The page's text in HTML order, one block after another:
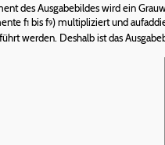
des Ausgabebildes wird ein
f1 bis f9) multipliziert und
werden. Deshalb ist das